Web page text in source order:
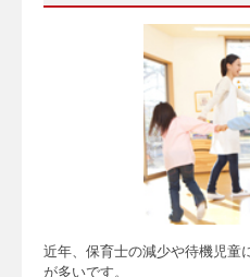
近年、保育士の減少や待機児童
が多いです。